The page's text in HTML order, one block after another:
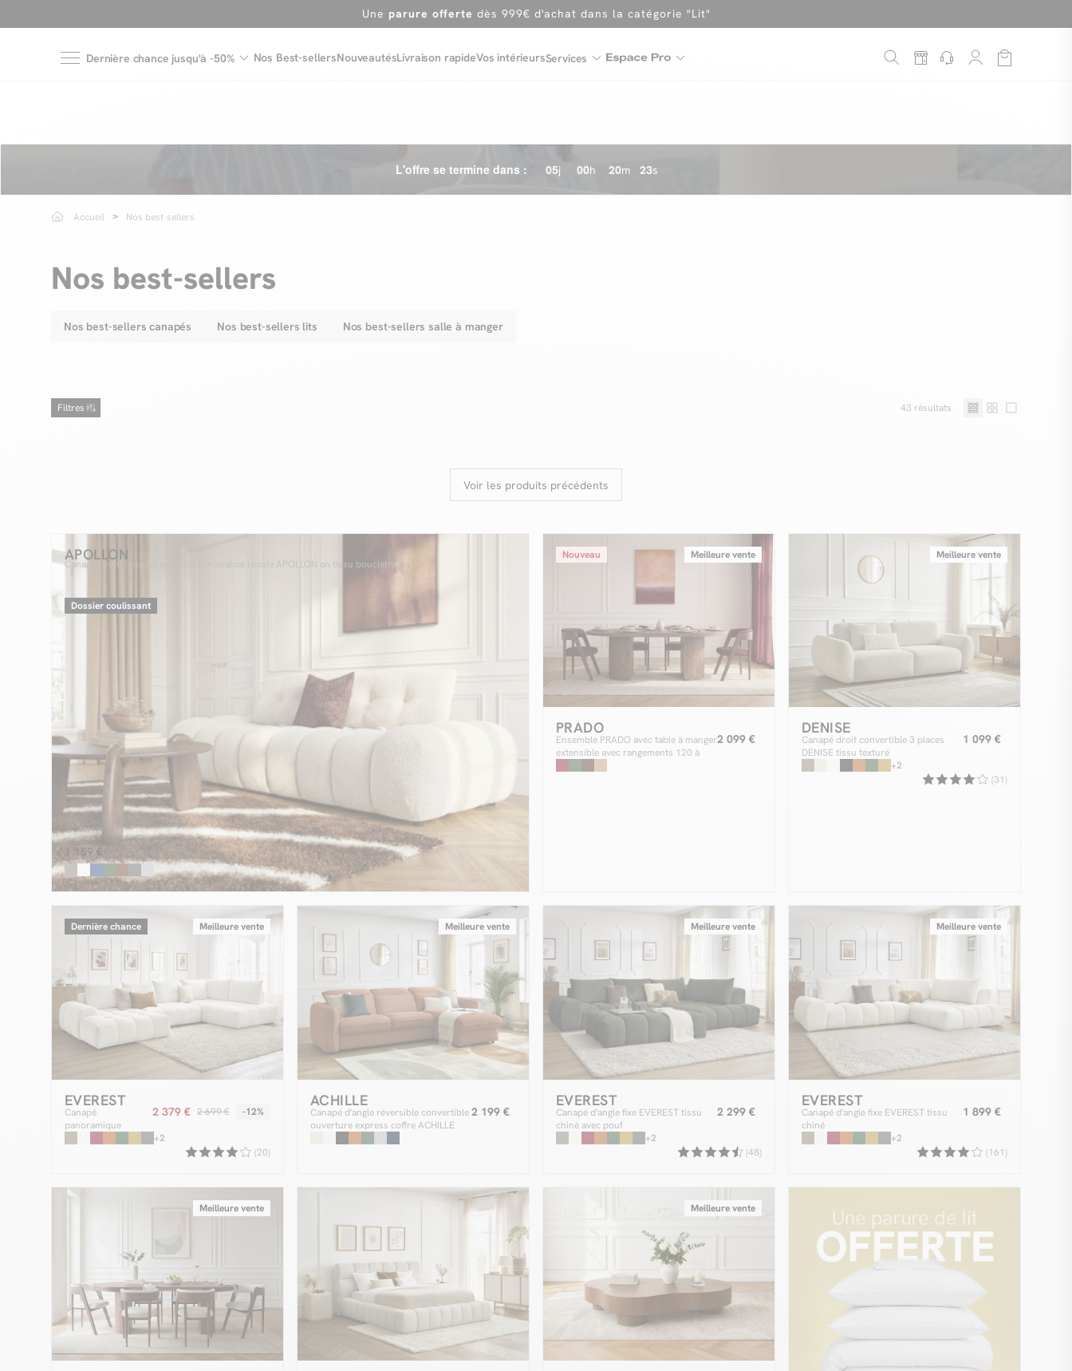
En ce moment, profitez d'untapis offert dès 1299€ de canapé
Dernière chance jusqu'à -50% Nos Best-sellersNouveautésLivraison rapideVos intérieursServices
L'offre se termine dans : 05j 00h 20m 21s
Accueil Nos best-sellers
Nos best-sellers
Nos best-sellers canapés Nos best-sellers lits Nos best-sellers salle à manger
Filtres 43 résultats
Voir les produits précédents
Dossier coulissant
APOLLON
Canapé droit 2 places avec dossier avance recule APOLLON en tissu bouclette
1 159 €
Meilleure vente
Nouveau
PRADO
Ensemble PRADO avec table à manger
extensible avec rangements 120 à
2 099 €
Meilleure vente
DENISE
Canapé droit convertible 3 places
DENISE tissu texturé
1 099 €
+2
(31)
Meilleure vente
Dernière chance
EVEREST
Canapé
panoramique
2 379 € 2 699 € -12%
+2
(20)
Meilleure vente
ACHILLE
Canapé d'angle réversible convertible
ouverture express coffre ACHILLE
2 199 €
Meilleure vente
EVEREST
Canapé d'angle fixe EVEREST tissu
chiné avec pouf
2 299 €
+2
(48)
Meilleure vente
EVEREST
Canapé d'angle fixe EVEREST tissu
chiné
1 899 €
+2
(161)
Meilleure vente Meilleure vente